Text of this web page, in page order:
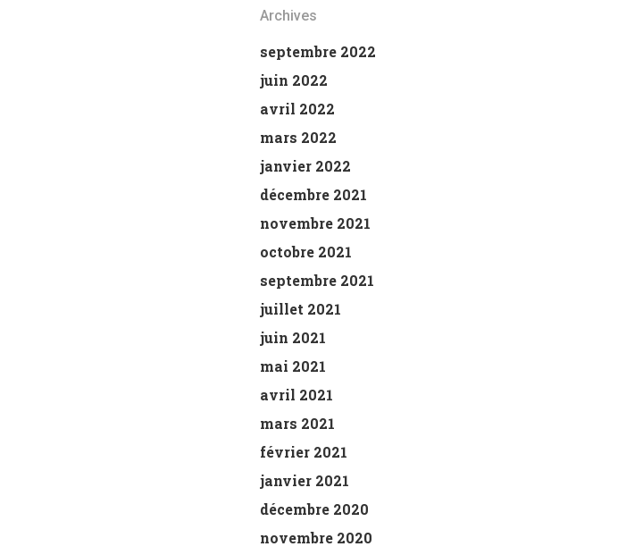
Archives
septembre 2022
juin 2022
avril 2022
mars 2022
janvier 2022
décembre 2021
novembre 2021
octobre 2021
septembre 2021
juillet 2021
juin 2021
mai 2021
avril 2021
mars 2021
février 2021
janvier 2021
décembre 2020
novembre 2020